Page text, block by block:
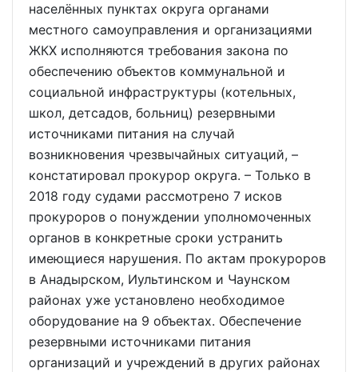
населённых пунктах округа органами
местного самоуправления и организациями
ЖКХ исполняются требования закона по
обеспечению объектов коммунальной и
социальной инфраструктуры (котельных,
школ, детсадов, больниц) резервными
источниками питания на случай
возникновения чрезвычайных ситуаций, –
констатировал прокурор округа. – Только в
2018 году судами рассмотрено 7 исков
прокуроров о понуждении уполномоченных
органов в конкретные сроки устранить
имеющиеся нарушения. По актам прокуроров
в Анадырском, Иультинском и Чаунском
районах уже установлено необходимое
оборудование на 9 объектах. Обеспечение
резервными источниками питания
организаций и учреждений в других районах